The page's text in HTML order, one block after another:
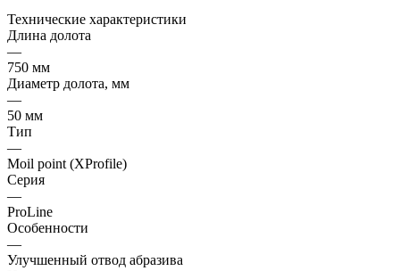
Технические характеристики
Длина долота
—
750 мм
Диаметр долота, мм
—
50 мм
Тип
—
Moil point (XProfile)
Серия
—
ProLine
Особенности
—
Улучшенный отвод абразива